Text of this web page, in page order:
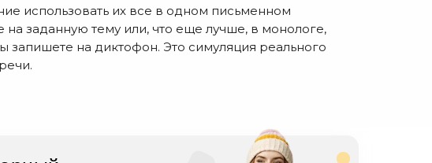
использовать их все в одном письменном
на заданную тему или, что еще лучше, в монологе,
запишете на диктофон. Это симуляция реального